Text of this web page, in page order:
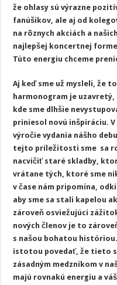
že ohlasy sú výrazne
fanúšikov, ale aj od
na rôznych akciách a
najlepšej koncertnej
Túto energiu chceme
Aj keď sme už mysleli, že
harmonogram je
kde sme dlhšie
priniesol novú inšpiráciu.
výročie vydania nášho
tejto príležitosti sme sa
nacvičiť staré skladby,
vrátane tých, ktoré sme
v čase nám pripomína,
aby sme sa stali kapelou
zároveň osviežujúci
nových členov je to
s našou bohatou
istotou povedať, že tieto
zásadným medzníkom v
majú rovnakú energiu a